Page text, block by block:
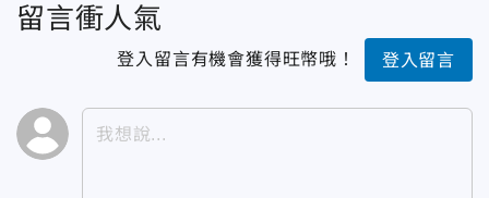
留言衝人氣
登入留言有機會獲得旺幣哦！ 登入留言